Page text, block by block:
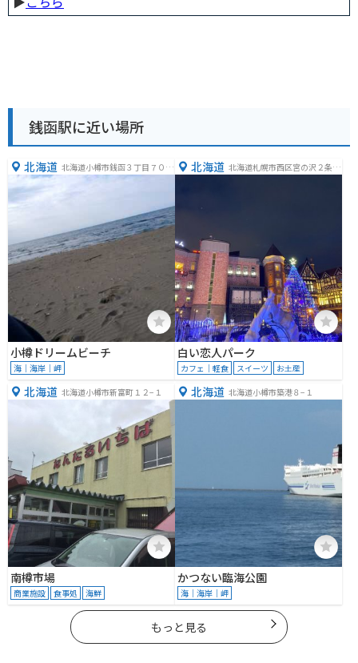
銭函駅に近い場所
北海道 北海道小樽市銭函３丁目７０番
小樽ドリームビーチ
海｜海岸｜岬
北海道 北海道札幌市西区宮の沢２条２
白い恋人パーク
カフェ｜軽食 スイーツ お土産
北海道 北海道小樽市新富町１２−１
南樽市場
商業施設 食事処 海鮮
北海道 北海道小樽市築港８−１
かつない臨海公園
海｜海岸｜岬
もっと見る